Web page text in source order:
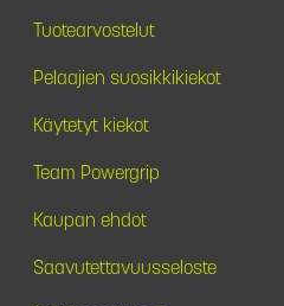
Tuotearvostelut
Pelaajien suosikkikiekot
Käytetyt kiekot
Team Powergrip
Kaupan ehdot
Saavutettavuusseloste